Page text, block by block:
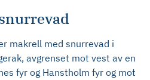
makrell med snurrevad i
avgrenset mot vest av en
fyr og Hanstholm fyr og mot